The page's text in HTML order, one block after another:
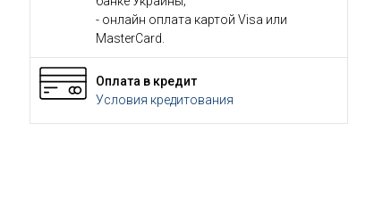
- онлайн оплата картой Visa или
MasterCard.
Оплата в кредит
Условия кредитования